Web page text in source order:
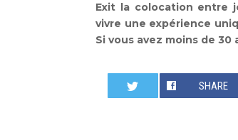
Exit la colocation entre
vivre une expérience
Si vous avez moins de
SHARE